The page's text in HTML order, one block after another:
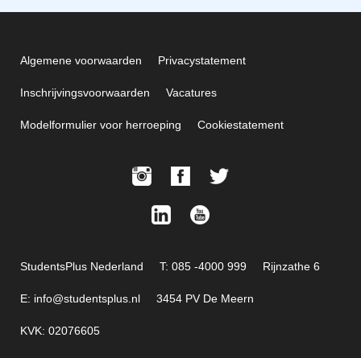
Algemene voorwaarden Privacystatement
Inschrijvingsvoorwaarden Vacatures
Modelformulier voor herroeping Cookiestatement
StudentsPlus Nederland T: 085 -4000 999 Rijnzathe 6
E: info@studentsplus.nl 3454 PV De Meern
KVK: 02076605